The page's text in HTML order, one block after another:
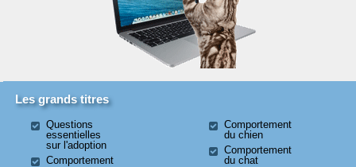
Les grands titres
Questions
essentielles
sur l'adoption
Comportement
Comportement
du chien
Comportement
du chat